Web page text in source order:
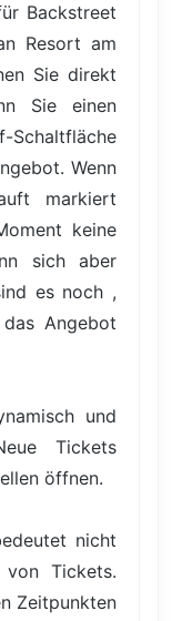
Backstreet
Resort am
Sie direkt
Sie einen
Wenn
markiert
keine
sich aber
es noch ,
Angebot
und
Tickets
öffnen.
nicht
Tickets.
Zeitpunkten